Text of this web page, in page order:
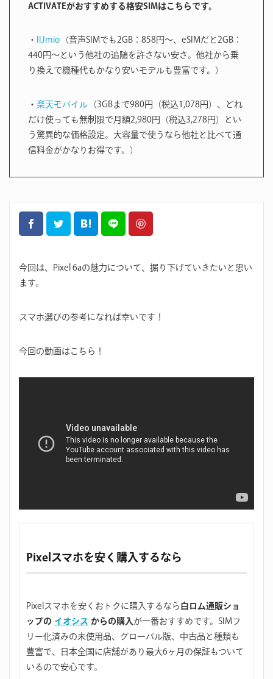
ACTIVATEがおすすめする格安SIMはこちらです。
・ IIJmio （音声SIMでも2GB：858円〜、eSIMだと2GB：
440円〜という他社の追随を許さない安さ。他社から乗
り換えで機種代もかなり安いモデルも豊富です。）
・ 楽天モバイル （3GBまで980円（税込1,078円）、どれ
だけ使っても無制限で月額2,980円（税込3,278円）とい
う驚異的な価格設定。大容量で使うなら他社と比べて通
信料金がかなりお得です。）
今回は、Pixel 6aの魅力について、掘り下げていきたいと思い
ます。
スマホ選びの参考になれば幸いです！
今回の動画はこちら！
Pixelスマホを安く購入するなら
Pixelスマホを安くおトクに購入するなら 白ロム通販ショ
ップの イオシス からの購入 が一番おすすめです。SIMフ
リー化済みの未使用品、グローバル版、中古品と種類も
豊富で、日本全国に店舗があり最大6ヶ月の保証もついて
いるので安心です。